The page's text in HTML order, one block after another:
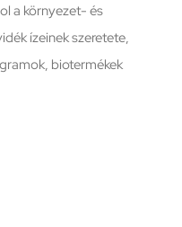
a környezet- és
ízeinek szeretete,
biotermékek